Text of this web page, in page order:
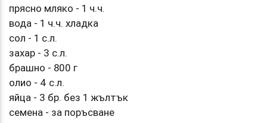
прясно мляко - 1 ч.ч.
вода - 1 ч.ч. хладка
сол - 1 с.л.
захар - 3 с.л.
брашно - 800 г
олио - 4 с.л.
яйца - 3 бр. без 1 жълтък
семена - за поръсване